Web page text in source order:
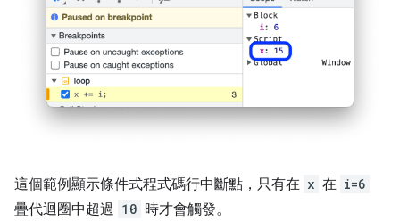
這個範例顯示條件式程式碼行中斷點，只有在 x 在 i=6
疊代迴圈中超過 10 時才會觸發。